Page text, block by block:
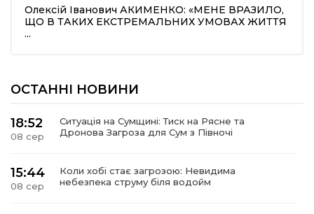
Олексій Іванович АКИМЕНКО: «МЕНЕ ВРАЗИЛО,
ЩО В ТАКИХ ЕКСТРЕМАЛЬНИХ УМОВАХ ЖИТТЯ
...
ОСТАННІ НОВИНИ
18:52
08 сер
Ситуація на Сумщині: Тиск на Рясне та
Дронова Загроза для Сум з Півночі
15:44
08 сер
Коли хобі стає загрозою: Невидима
небезпека струму біля водойм